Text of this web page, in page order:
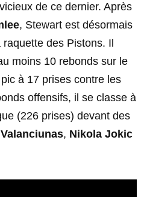
de ce dernier. Après
, Stewart est désormais
des Pistons. Il
moins 10 rebonds sur le
à 17 prises contre les
offensifs, il se classe à
(226 prises) devant des
, Nikola Jokic